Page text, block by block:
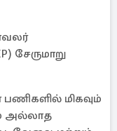
சேருமாறு
பணிகளில் மிகவும்
அல்லாத